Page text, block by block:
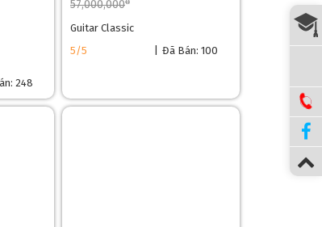
từ bass, middle, treb rất hài hòa.
248
57,000,000
Guitar Classic
5/5
Đã Bán: 100